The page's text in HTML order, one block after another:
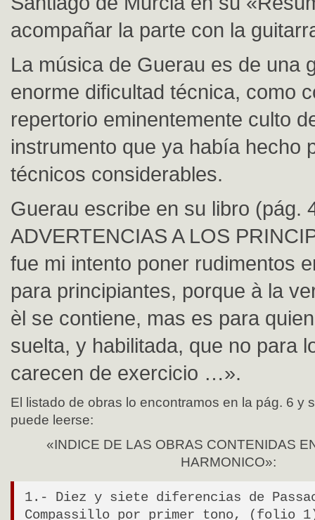
acompañar la parte con la
La música de Guerau es de una
enorme dificultad técnica, como
repertorio eminentemente culto
instrumento que ya había hecho
técnicos considerables.
Guerau escribe en su libro (pág.
ADVERTENCIAS A LOS
fue mi intento poner rudimentos
para principiantes, porque à la
èl se contiene, mas es para
suelta, y habilitada, que no para
carecen de exercicio …».
El listado de obras lo encontramos en la pág. 6 y
puede leerse:
«INDICE DE LAS OBRAS CONTENIDAS
HARMONICO»:
1.- Diez y siete diferencias de
Compassillo por primer tono, (folio